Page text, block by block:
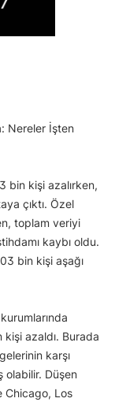
Nereler İşten
bin kişi azalırken,
çıktı. Özel
toplam veriyi
kaybı oldu.
bin kişi aşağı
azaldı. Burada
karşı
olabilir. Düşen
Chicago, Los